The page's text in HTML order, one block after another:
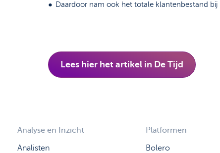
Daardoor nam ook het totale klantenbestand bij
Lees hier het artikel in De Tijd
Analyse en Inzicht
Analisten
Platformen
Bolero